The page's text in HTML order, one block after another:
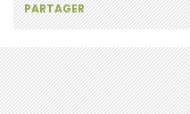
PARTAGER